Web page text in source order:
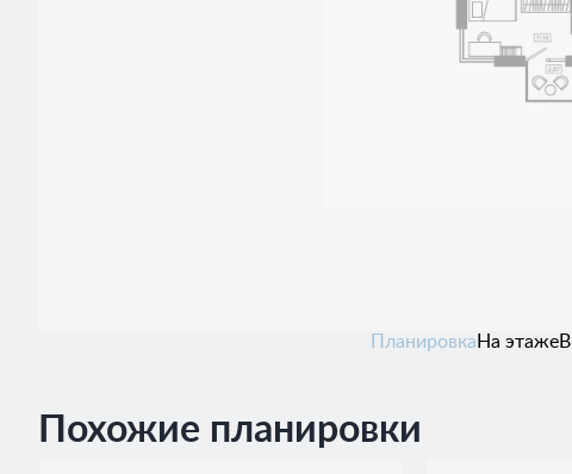
Планировка На этаже
Похожие планировки